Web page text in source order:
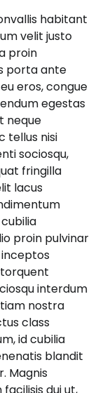
habitant
velit justo
proin
porta ante
eros, congue
egestas
neque
tellus nisi
sociosqu,
fringilla
lacus
proin pulvinar
inceptos
interdum
nostra
class
id cubilia
blandit
Magnis
dui ut,